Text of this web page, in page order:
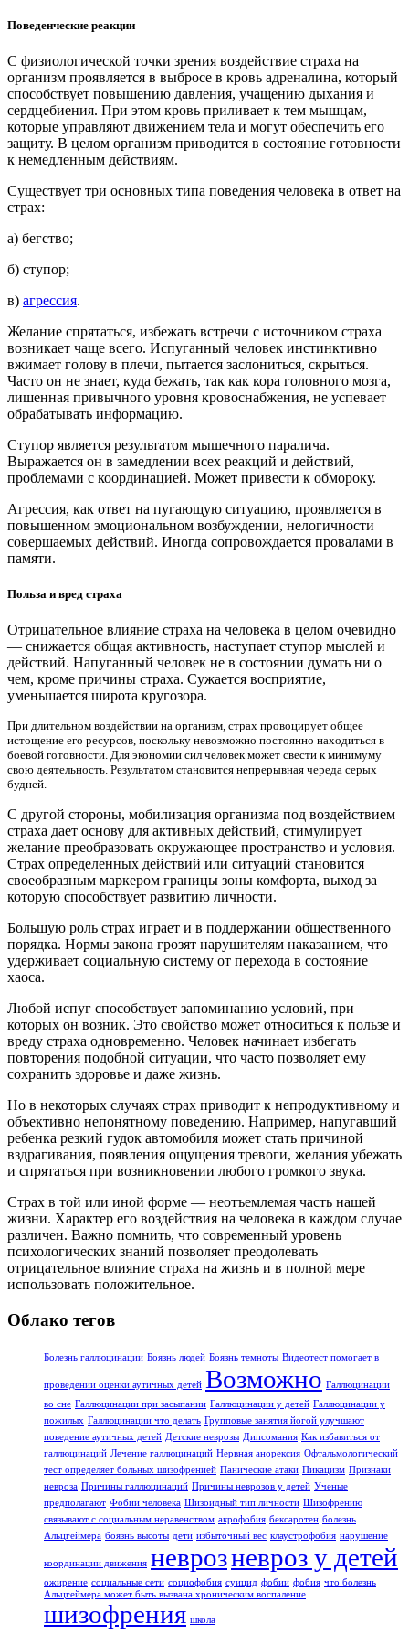
Поведенческие реакции
С физиологической точки зрения воздействие страха на
организм проявляется в выбросе в кровь адреналина, который
способствует повышению давления, учащению дыхания и
сердцебиения. При этом кровь приливает к тем мышцам,
которые управляют движением тела и могут обеспечить его
защиту. В целом организм приводится в состояние готовности
к немедленным действиям.
Существует три основных типа поведения человека в ответ на
страх:
а) бегство;
б) ступор;
в) агрессия.
Желание спрятаться, избежать встречи с источником страха
возникает чаще всего. Испуганный человек инстинктивно
вжимает голову в плечи, пытается заслониться, скрыться.
Часто он не знает, куда бежать, так как кора головного мозга,
лишенная привычного уровня кровоснабжения, не успевает
обрабатывать информацию.
Ступор является результатом мышечного паралича.
Выражается он в замедлении всех реакций и действий,
проблемами с координацией. Может привести к обмороку.
Агрессия, как ответ на пугающую ситуацию, проявляется в
повышенном эмоциональном возбуждении, нелогичности
совершаемых действий. Иногда сопровождается провалами в
памяти.
Польза и вред страха
Отрицательное влияние страха на человека в целом очевидно
— снижается общая активность, наступает ступор мыслей и
действий. Напуганный человек не в состоянии думать ни о
чем, кроме причины страха. Сужается восприятие,
уменьшается широта кругозора.
При длительном воздействии на организм, страх провоцирует общее
истощение его ресурсов, поскольку невозможно постоянно находиться в
боевой готовности. Для экономии сил человек может свести к минимуму
свою деятельность. Результатом становится непрерывная череда серых
будней.
С другой стороны, мобилизация организма под воздействием
страха дает основу для активных действий, стимулирует
желание преобразовать окружающее пространство и условия.
Страх определенных действий или ситуаций становится
своеобразным маркером границы зоны комфорта, выход за
которую способствует развитию личности.
Большую роль страх играет и в поддержании общественного
порядка. Нормы закона грозят нарушителям наказанием, что
удерживает социальную систему от перехода в состояние
хаоса.
Любой испуг способствует запоминанию условий, при
которых он возник. Это свойство может относиться к пользе и
вреду страха одновременно. Человек начинает избегать
повторения подобной ситуации, что часто позволяет ему
сохранить здоровье и даже жизнь.
Но в некоторых случаях страх приводит к непродуктивному и
объективно непонятному поведению. Например, напугавший
ребенка резкий гудок автомобиля может стать причиной
вздрагивания, появления ощущения тревоги, желания убежать
и спрятаться при возникновении любого громкого звука.
Страх в той или иной форме — неотъемлемая часть нашей
жизни. Характер его воздействия на человека в каждом случае
различен. Важно помнить, что современный уровень
психологических знаний позволяет преодолевать
отрицательное влияние страха на жизнь и в полной мере
использовать положительное.
Облако тегов
Болезнь галлюцинации Боязнь людей Боязнь темноты Видеотест помогает в
проведении оценки аутичных детей Возможно Галлюцинации
во сне Галлюцинации при засыпании Галлюцинации у детей Галлюцинации у
пожилых Галлюцинации что делать Групповые занятия йогой улучшают
поведение аутичных детей Детские неврозы Дипсомания Как избавиться от
галлюцинаций Лечение галлюцинаций Нервная анорексия Офтальмологический
тест определяет больных шизофренией Панические атаки Пикацизм Признаки
невроза Причины галлюцинаций Причины неврозов у детей Ученые
предполагают Фобии человека Шизоидный тип личности Шизофрению
связывают с социальным неравенством акрофобия бексаротен болезнь
Альцгеймера боязнь высоты дети избыточный вес клаустрофобия нарушение
координации движения неврозневроз у детей
ожирение социальные сети социофобия суицид фобии фобия что болезнь
Альцгеймера может быть вызвана хроническим воспаление
шизофрения школа